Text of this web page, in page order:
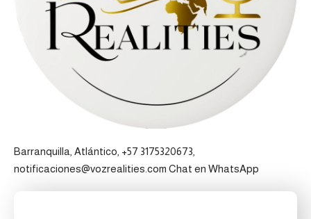
Barranquilla, Atlántico, +57 3175320673,
notificaciones@vozrealities.com Chat en WhatsApp